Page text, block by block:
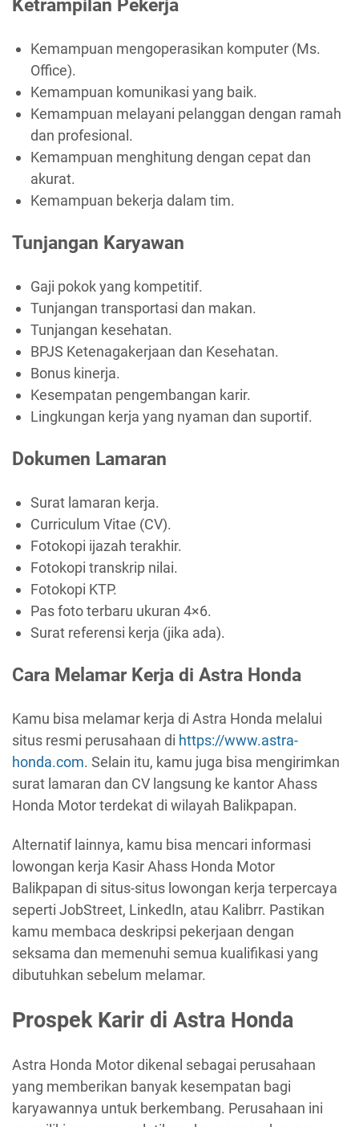
Ketrampilan Pekerja
Kemampuan mengoperasikan komputer (Ms.
Office).
Kemampuan komunikasi yang baik.
Kemampuan melayani pelanggan dengan ramah
dan profesional.
Kemampuan menghitung dengan cepat dan
akurat.
Kemampuan bekerja dalam tim.
Tunjangan Karyawan
Gaji pokok yang kompetitif.
Tunjangan transportasi dan makan.
Tunjangan kesehatan.
BPJS Ketenagakerjaan dan Kesehatan.
Bonus kinerja.
Kesempatan pengembangan karir.
Lingkungan kerja yang nyaman dan suportif.
Dokumen Lamaran
Surat lamaran kerja.
Curriculum Vitae (CV).
Fotokopi ijazah terakhir.
Fotokopi transkrip nilai.
Fotokopi KTP.
Pas foto terbaru ukuran 4×6.
Surat referensi kerja (jika ada).
Cara Melamar Kerja di Astra Honda
Kamu bisa melamar kerja di Astra Honda melalui
situs resmi perusahaan di https://www.astra-
honda.com. Selain itu, kamu juga bisa mengirimkan
surat lamaran dan CV langsung ke kantor Ahass
Honda Motor terdekat di wilayah Balikpapan.
Alternatif lainnya, kamu bisa mencari informasi
lowongan kerja Kasir Ahass Honda Motor
Balikpapan di situs-situs lowongan kerja terpercaya
seperti JobStreet, LinkedIn, atau Kalibrr. Pastikan
kamu membaca deskripsi pekerjaan dengan
seksama dan memenuhi semua kualifikasi yang
dibutuhkan sebelum melamar.
Prospek Karir di Astra Honda
Astra Honda Motor dikenal sebagai perusahaan
yang memberikan banyak kesempatan bagi
karyawannya untuk berkembang. Perusahaan ini